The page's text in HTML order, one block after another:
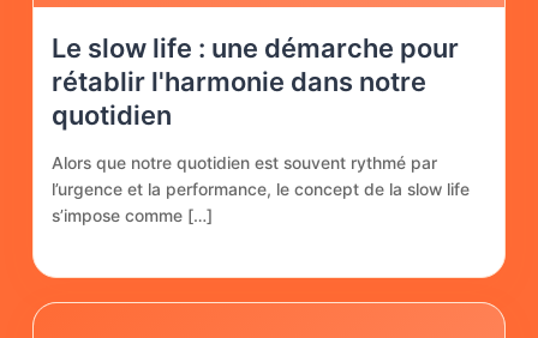
Le slow life : une démarche pour
rétablir l'harmonie dans notre
quotidien
Alors que notre quotidien est souvent rythmé par
l’urgence et la performance, le concept de la slow life
s’impose comme […]